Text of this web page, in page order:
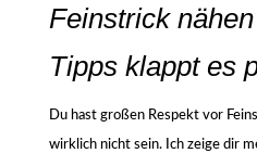
Feinstrick
Tipps klappt es
Du hast großen Respekt vor
wirklich nicht sein. Ich zeige dir